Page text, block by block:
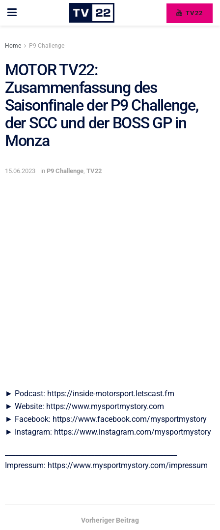
TV22
Home P9 Challenge
MOTOR TV22:
Zusammenfassung des
Saisonfinale der P9 Challenge,
der SCC und der BOSS GP in
Monza
15.06.2023 in P9 Challenge TV22
► Podcast: https://inside-motorsport.letscast.fm
► Website: https://www.mysportmystory.com
► Facebook: https://www.facebook.com/mysportmystory
► Instagram: https://www.instagram.com/mysportmystory
Impressum: https://www.mysportmystory.com/impressum
Vorheriger Beitrag